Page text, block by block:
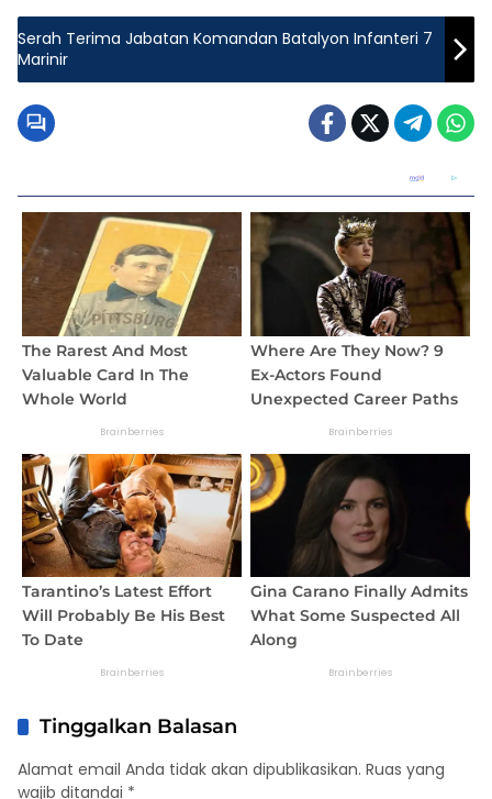
Serah Terima Jabatan Komandan Batalyon Infanteri 7
Marinir
Tinggalkan Balasan
Alamat email Anda tidak akan dipublikasikan. Ruas yang
wajib ditandai *